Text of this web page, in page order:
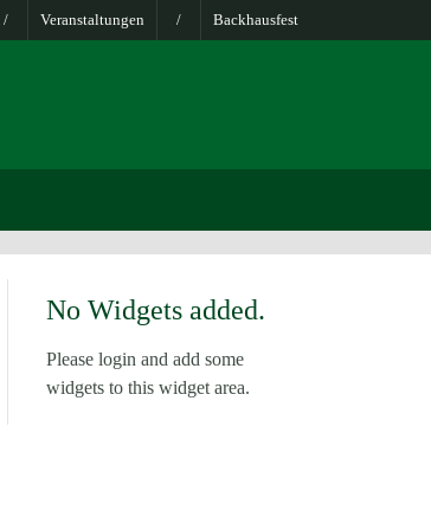
/ Veranstaltungen / Backhausfest
No Widgets added.
Please login and add some
widgets to this widget area.